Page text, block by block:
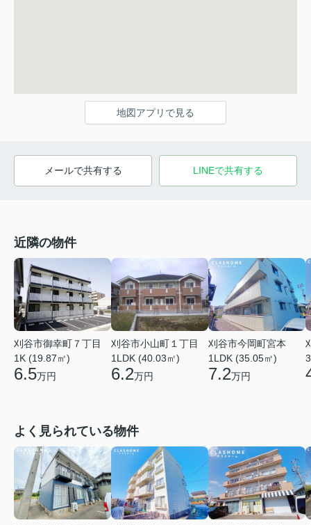
地図アプリで見る
メールで共有する LINEで共有する
近隣の物件
刈谷市御幸町７丁目
1K (19.87㎡)
6.5万円
刈谷市小山町１丁目
1LDK (40.03㎡)
6.2万円
刈谷市今岡町宮本
1LDK (35.05㎡)
7.2万円
よく見られている物件